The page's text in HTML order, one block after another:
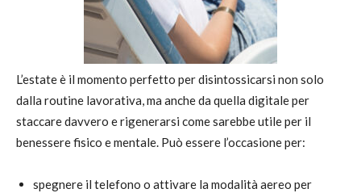
L’estate è il momento perfetto per disintossicarsi non solo
dalla routine lavorativa, ma anche da quella digitale per
staccare davvero e rigenerarsi come sarebbe utile per il
benessere fisico e mentale. Può essere l’occasione per:
spegnere il telefono o attivare la modalità aereo per